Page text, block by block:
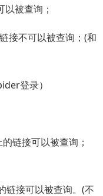
被查询；
接不可以被查询；(和
登录）
链接可以被查询；
链接可以被查询。(不